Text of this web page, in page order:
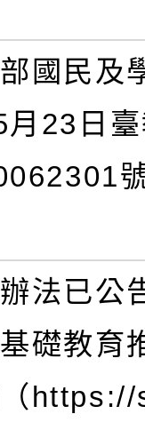
國民及
月23日
法已公
礎教育